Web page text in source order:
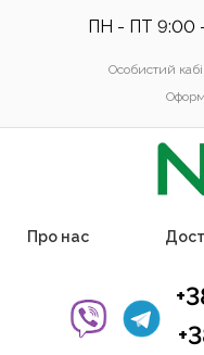
ПН - ПТ 9:00
Особистий
Про нас